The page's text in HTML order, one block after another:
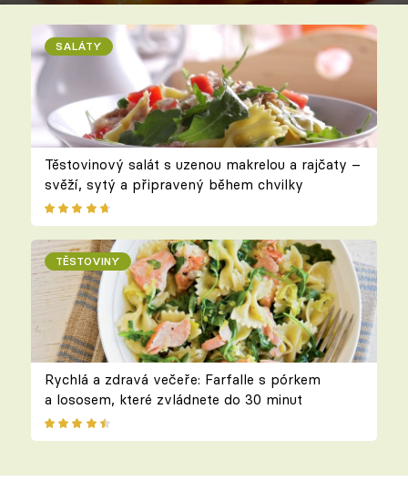
SALÁTY
Těstovinový salát s uzenou makrelou a rajčaty –
svěží, sytý a připravený během chvilky
TĚSTOVINY
Rychlá a zdravá večeře: Farfalle s pórkem
a lososem, které zvládnete do 30 minut